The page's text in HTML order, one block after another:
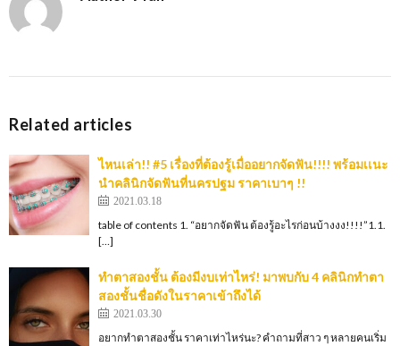
Related articles
ไหนเล่า!! #5 เรื่องที่ต้องรู้เมื่ออยากจัดฟัน!!!! พร้อมเเนะ
นำคลินิกจัดฟันที่นครปฐม ราคาเบาๆ !!
2021.03.18
table of contents 1. “อยากจัดฟัน ต้องรู้อะไรก่อนบ้างงง!!!!”1.1.
[…]
ทำตาสองชั้น ต้องมีงบเท่าไหร่! มาพบกับ 4 คลินิกทำตา
สองชั้นชื่อดังในราคาเข้าถึงได้
2021.03.30
อยากทำตาสองชั้น ราคาเท่าไหร่นะ? คำถามที่สาว ๆ หลายคนเริ่ม